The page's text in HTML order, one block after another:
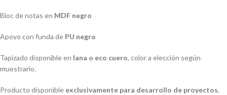
Bloc de notas en MDF negro
Apoyo con funda de PU negro
Tapizado disponible en lana o eco cuero, color a elección según
muestrario.
Producto disponible exclusivamente para desarrollo de proyectos,